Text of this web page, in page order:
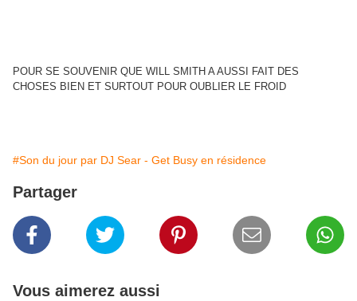
POUR SE SOUVENIR QUE WILL SMITH A AUSSI FAIT DES
CHOSES BIEN ET SURTOUT POUR OUBLIER LE FROID
#Son du jour par DJ Sear - Get Busy en résidence
Partager
Vous aimerez aussi